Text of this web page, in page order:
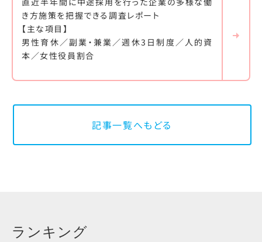
き方施策を把握できる調査レポート
【主な項目】
男性育休／副業・兼業／週休3日制度／人的資
本／女性役員割合
記事一覧へもどる
ランキング